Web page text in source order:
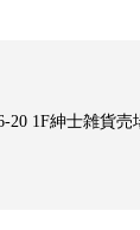
20 1F紳士雑貨売